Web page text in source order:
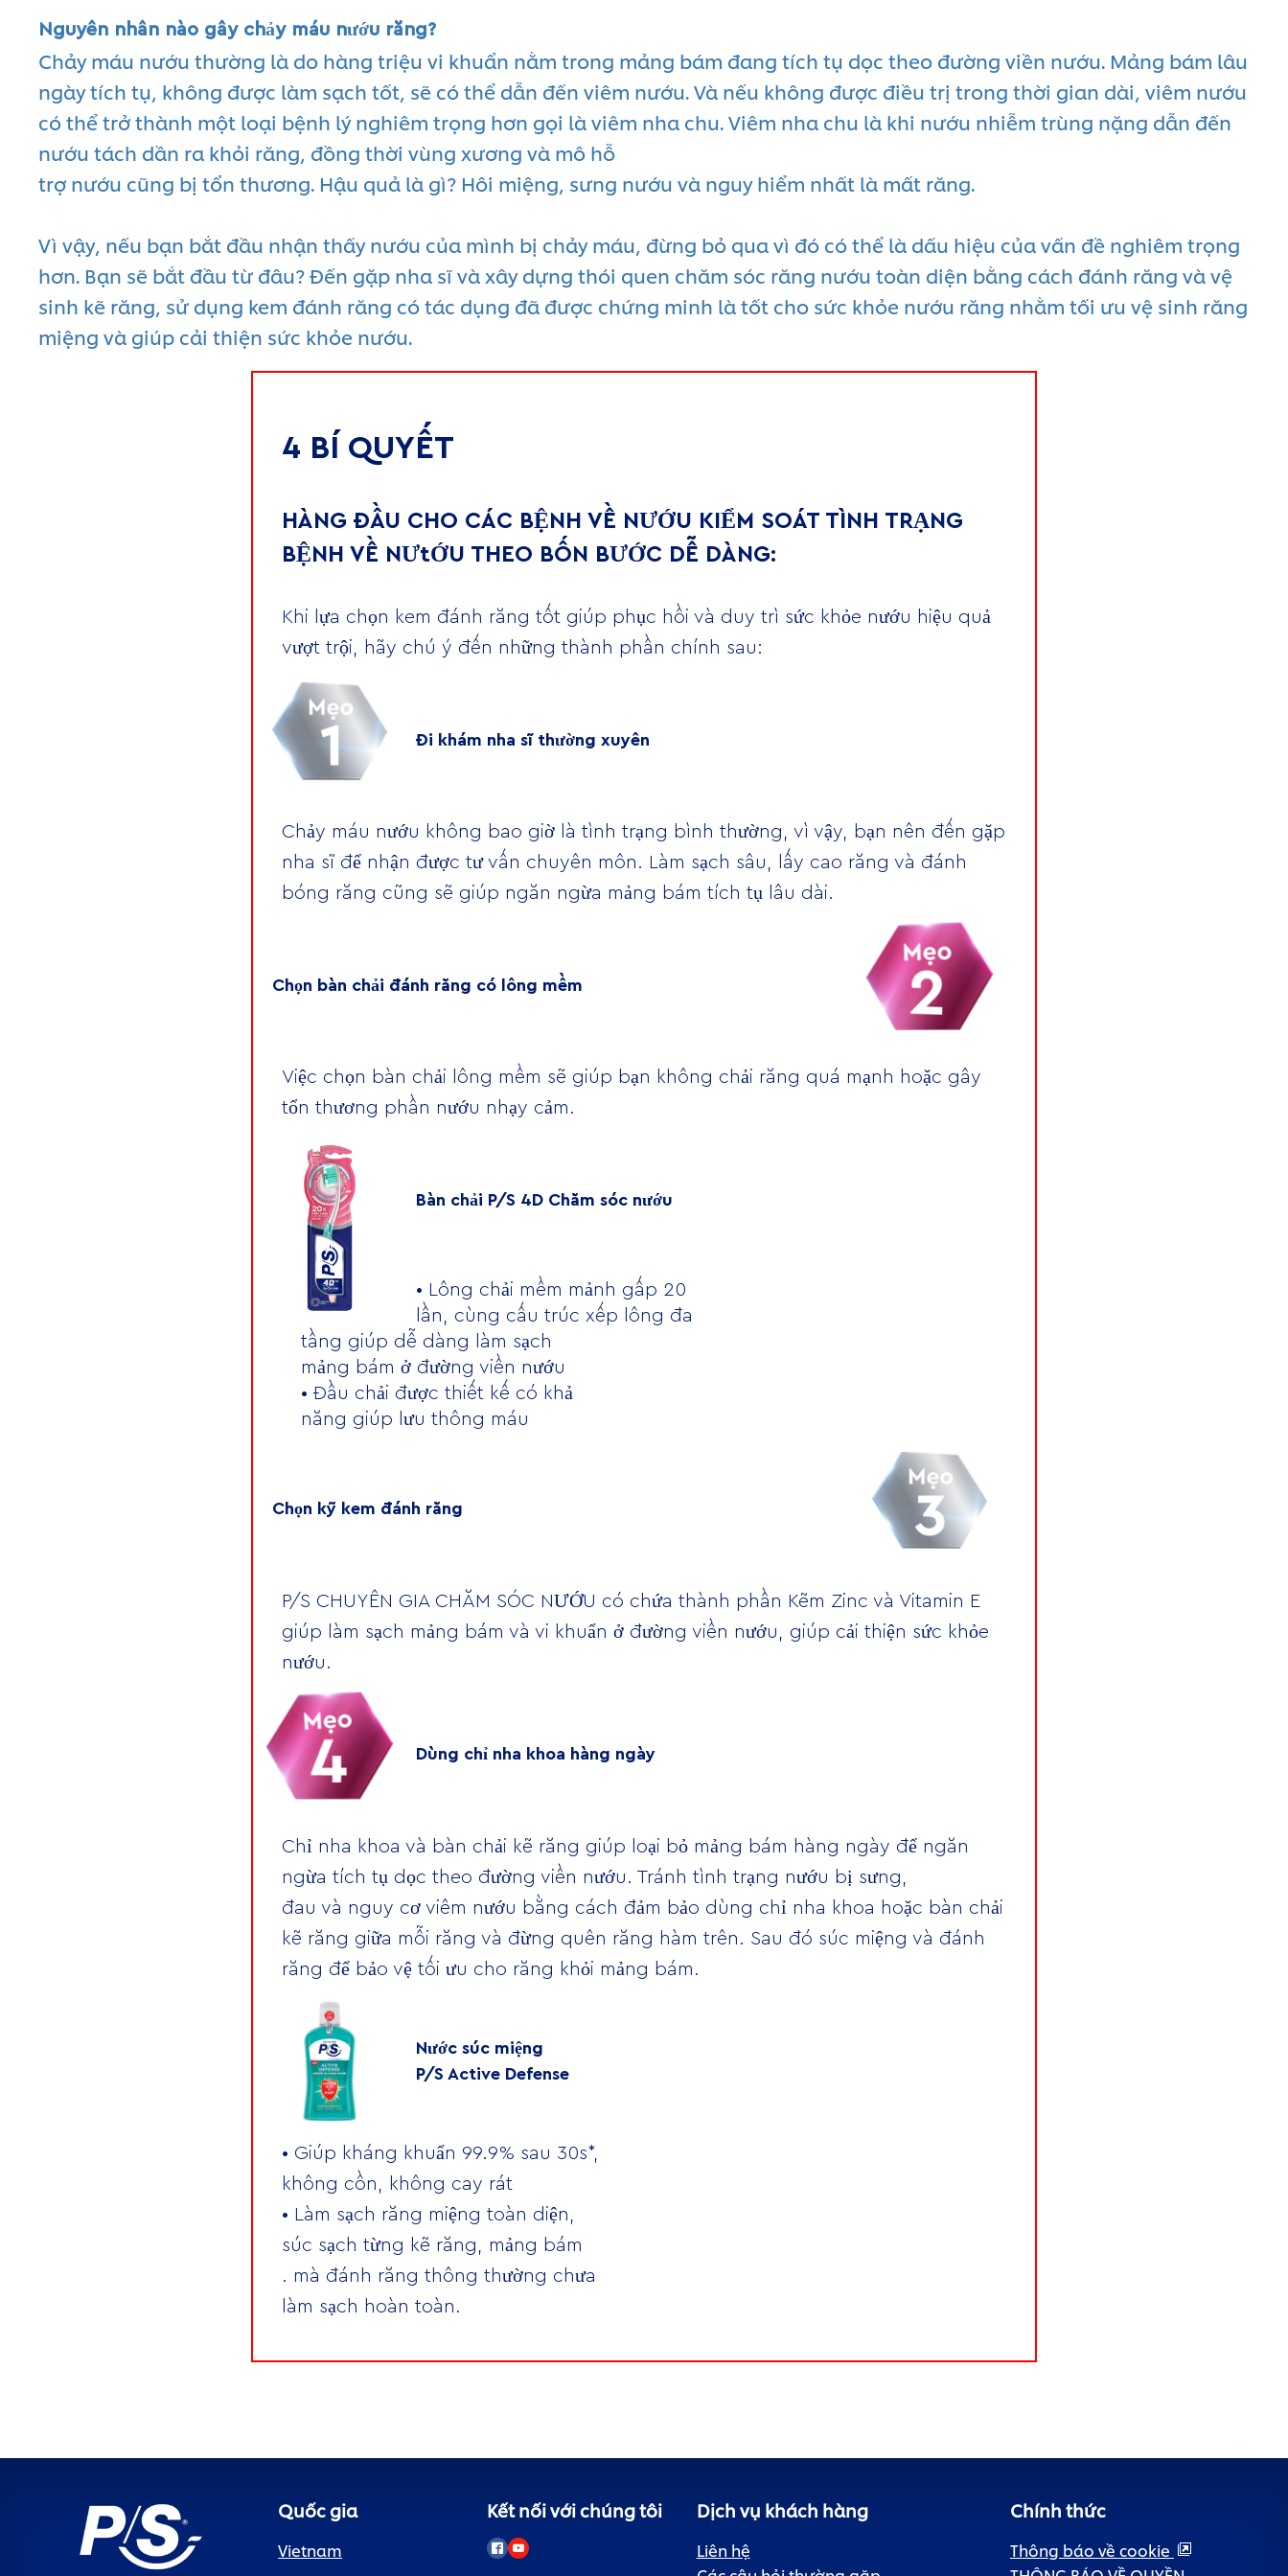
Nguyên nhân nào gây chảy máu nướu răng?
Chảy máu nướu thường là do hàng triệu vi khuẩn nằm trong mảng bám đang tích tụ dọc theo đường viền nướu. Mảng bám lâu
ngày tích tụ, không được làm sạch tốt, sẽ có thể dẫn đến viêm nướu. Và nếu không được điều trị trong thời gian dài, viêm nướu
có thể trở thành một loại bệnh lý nghiêm trọng hơn gọi là viêm nha chu. Viêm nha chu là khi nướu nhiễm trùng nặng dẫn đến
nướu tách dần ra khỏi răng, đồng thời vùng xương và mô hỗ
trợ nướu cũng bị tổn thương. Hậu quả là gì? Hôi miệng, sưng nướu và nguy hiểm nhất là mất răng.
Vì vậy, nếu bạn bắt đầu nhận thấy nướu của mình bị chảy máu, đừng bỏ qua vì đó có thể là dấu hiệu của vấn đề nghiêm trọng
hơn. Bạn sẽ bắt đầu từ đâu? Đến gặp nha sĩ và xây dựng thói quen chăm sóc răng nướu toàn diện bằng cách đánh răng và vệ
sinh kẽ răng, sử dụng kem đánh răng có tác dụng đã được chứng minh là tốt cho sức khỏe nướu răng nhằm tối ưu vệ sinh răng
miệng và giúp cải thiện sức khỏe nướu.
4 BÍ QUYẾT
HÀNG ĐẦU CHO CÁC BỆNH VỀ NƯỚU KIỂM SOÁT TÌNH TRẠNG
BỆNH VỀ NƯtỚU THEO BỐN BƯỚC DỄ DÀNG:
Khi lựa chọn kem đánh răng tốt giúp phục hồi và duy trì sức khỏe nướu hiệu quả
vượt trội, hãy chú ý đến những thành phần chính sau:
Đi khám nha sĩ thường xuyên
Chảy máu nướu không bao giờ là tình trạng bình thường, vì vậy, bạn nên đến gặp
nha sĩ để nhận được tư vấn chuyên môn. Làm sạch sâu, lấy cao răng và đánh
bóng răng cũng sẽ giúp ngăn ngừa mảng bám tích tụ lâu dài.
Chọn bàn chải đánh răng có lông mềm
Việc chọn bàn chải lông mềm sẽ giúp bạn không chải răng quá mạnh hoặc gây
tổn thương phần nướu nhạy cảm.
Bàn chải P/S 4D Chăm sóc nướu
• Lông chải mềm mảnh gấp 20
lần, cùng cấu trúc xếp lông đa
tầng giúp dễ dàng làm sạch
mảng bám ở đường viền nướu
• Đầu chải được thiết kế có khả
năng giúp lưu thông máu
Chọn kỹ kem đánh răng
P/S CHUYÊN GIA CHĂM SÓC NƯỚU có chứa thành phần Kẽm Zinc và Vitamin E
giúp làm sạch mảng bám và vi khuẩn ở đường viền nướu, giúp cải thiện sức khỏe
nướu.
Dùng chỉ nha khoa hàng ngày
Chỉ nha khoa và bàn chải kẽ răng giúp loại bỏ mảng bám hàng ngày để ngăn
ngừa tích tụ dọc theo đường viền nướu. Tránh tình trạng nướu bị sưng,
đau và nguy cơ viêm nướu bằng cách đảm bảo dùng chỉ nha khoa hoặc bàn chải
kẽ răng giữa mỗi răng và đừng quên răng hàm trên. Sau đó súc miệng và đánh
răng để bảo vệ tối ưu cho răng khỏi mảng bám.
Nước súc miệng
P/S Active Defense
• Giúp kháng khuẩn 99.9% sau 30s*,
không cồn, không cay rát
• Làm sạch răng miệng toàn diện,
súc sạch từng kẽ răng, mảng bám
. mà đánh răng thông thường chưa
làm sạch hoàn toàn.
Kết nối với chúng tôi Dịch vụ khách hàng
Liên hệ
Chính thức
Thông báo về cookie
Quốc gia
Vietnam